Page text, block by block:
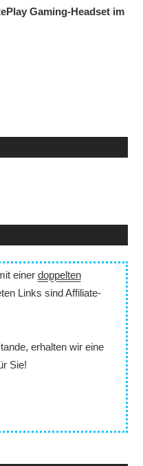
Gaming-Headset im
einer doppelten
Links sind Affiliate-
erhalten wir eine
Sie!